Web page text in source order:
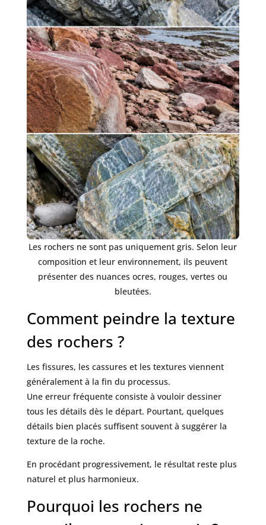
Les rochers ne sont pas uniquement gris. Selon leur
composition et leur environnement, ils peuvent
présenter des nuances ocres, rouges, vertes ou
bleutées.
Comment peindre la texture
des rochers ?
Les fissures, les cassures et les textures viennent
généralement à la fin du processus.
Une erreur fréquente consiste à vouloir dessiner
tous les détails dès le départ. Pourtant, quelques
détails bien placés suffisent souvent à suggérer la
texture de la roche.
En procédant progressivement, le résultat reste plus
naturel et plus harmonieux.
Pourquoi les rochers ne